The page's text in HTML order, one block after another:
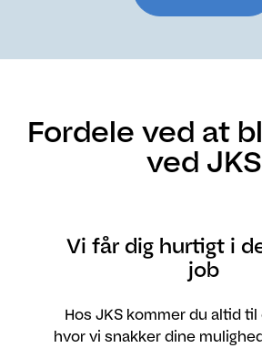
Fordele ved at
ved JKS
Vi får dig hurtigt i
job
Hos JKS kommer du altid til
hvor vi snakker dine